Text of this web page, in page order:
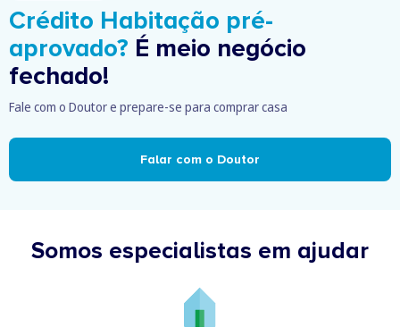
Crédito Habitação pré-
aprovado? É meio negócio
fechado!
Fale com o Doutor e prepare-se para comprar casa
Falar com o Doutor
Somos especialistas em ajudar